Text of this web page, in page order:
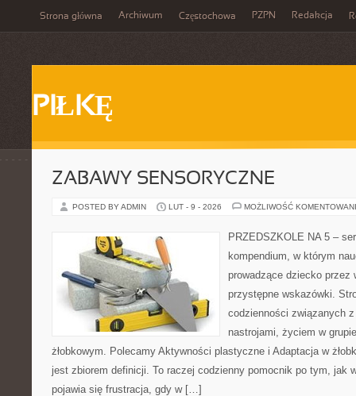
Strona główna Archiwum Częstochowa PZPN Redakcja
PIŁKĘ
ZABAWY SENSORYCZNE
POSTED BY ADMIN LUT - 9 - 2026 MOŻLIWOŚĆ
PRZEDSZKOLE NA 5 –
kompendium, w którym
prowadzące dziecko przez
przystępne wskazówki.
codzienności związanych
nastrojami, życiem w
żłobkowym. Polecamy Aktywności plastyczne i Adaptacja w
jest zbiorem definicji. To raczej codzienny pomocnik po tym, jak
pojawia się frustracja, gdy w […]